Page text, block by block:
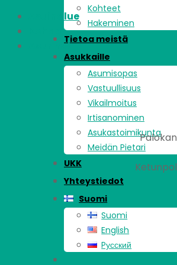
Kohteet
Hakeminen
Tietoa meistä
Asukkaille
Asumisopas
Vastuullisuus
Vikailmoitus
Irtisanominen
Asukastoimikunta
Meidän Pietari
UKK
Yhteystiedot
Suomi
Suomi
English
Pусский
Asuinalue
Asunnot